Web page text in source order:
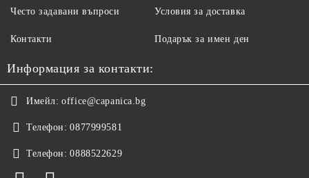
Често задавани въпроси
Контакти
Условия за доставка
Подарък за имен ден
Информация за контакти:
Имейл: office@capanica.bg
Телефон: 0877999581
Телефон: 0888522629